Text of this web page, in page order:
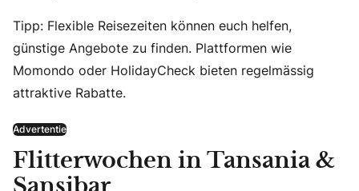
Tipp: Flexible Reisezeiten können euch helfen,
günstige Angebote zu finden. Plattformen wie
Momondo oder HolidayCheck bieten regelmässig
attraktive Rabatte.
Advertentie
Flitterwochen in Tansania &
Sansibar